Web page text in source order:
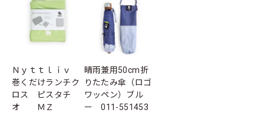
Ｎｙｔｔｌｉｖ
巻くだけランチク
ロス ピスタチ
オ ＭＺ
晴雨兼用50cm折
りたたみ傘（ロゴ
ワッペン）ブル
ー 011-551453